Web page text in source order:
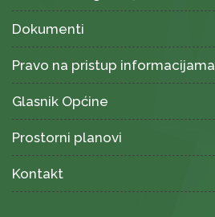
Dokumenti
Pravo na pristup informacijama
Glasnik Općine
Prostorni planovi
Kontakt